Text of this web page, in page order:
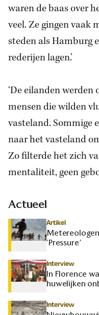
waren de baas over
veel. Ze gingen vaak
steden als Hamburg
rederijen lagen.’
‘De eilanden
mensen die wilden
vasteland. Sommige
naar het vasteland
Zo filterde het zich
mentaliteit, geen
Actueel
Artikel
‘Pressure’
Interview
In Florence
huwelijken
Interview